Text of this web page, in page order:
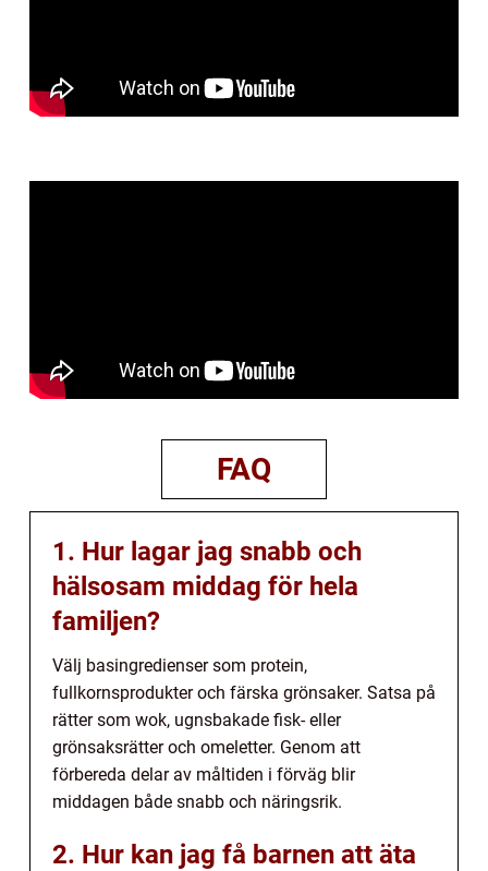
FAQ
1. Hur lagar jag snabb och
hälsosam middag för hela
familjen?
Välj basingredienser som protein,
fullkornsprodukter och färska grönsaker. Satsa på
rätter som wok, ugnsbakade fisk- eller
grönsaksrätter och omeletter. Genom att
förbereda delar av måltiden i förväg blir
middagen både snabb och näringsrik.
2. Hur kan jag få barnen att äta